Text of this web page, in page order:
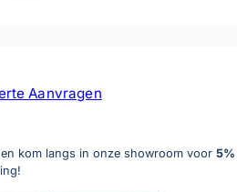
Click aantal
Aanvragen
kom langs in onze showroom voor 5%